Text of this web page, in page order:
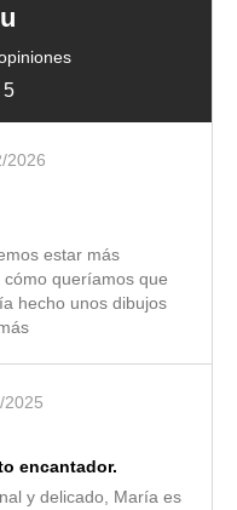
5
2026
estar más
queríamos que
hecho unos dibujos
2025
encantador.
y delicado, María es